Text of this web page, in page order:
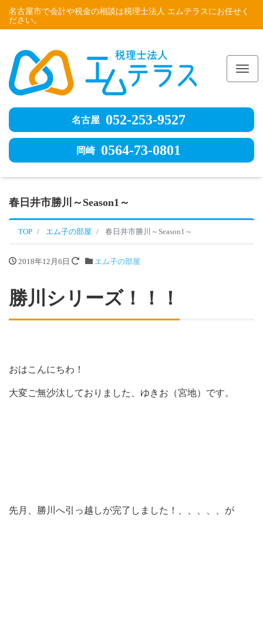
名古屋市で会計や税金の相談は税理士法人 エムテラスにお任せく
ださい。
名古屋 052-253-9527
岡崎 0564-73-0801
春日井市勝川～Season1～
TOP エム子の部屋 春日井市勝川～Season1～
2018年12月6日 エム子の部屋
勝川シリーズ！！！
おはこんにちわ！
大変ご無沙汰しておりました、ゆきお（宮地）です。
先月、勝川へ引っ越しが完了しました！、、、、、が